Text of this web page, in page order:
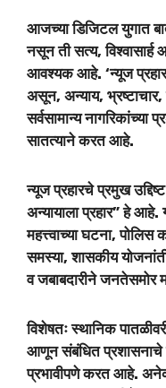
आजच्या डिजिटल युगात
नसून ती सत्य,
आवश्यक आहे. ‘न्यूज
असून, अन्याय, भ्रष्टाचार,
सर्वसामान्य नागरिकांच्या
सातत्याने करत आहे.
न्यूज प्रहारचे प्रमुख
अन्यायाला प्रहार” हे आहे.
महत्त्वाच्या घटना, पोलिस
समस्या, शासकीय
व जबाबदारीने जनतेसमोर
विशेषतः स्थानिक
आणून संबंधित प्रशासनाचे
प्रभावीपणे करत आहे. अनेक